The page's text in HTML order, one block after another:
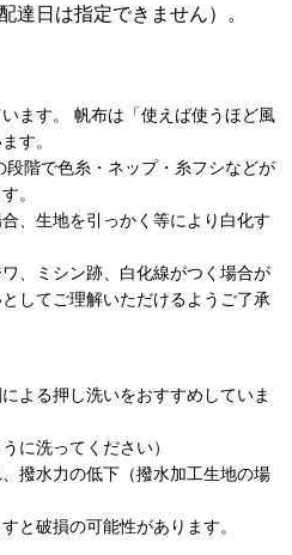
達日は指定できません）。
ます。 帆布は「使えば使うほど風
す。
階で色糸・ネップ・糸フシなどが
。
、生地を引っかく等により白化す
、ミシン跡、白化線がつく場合が
してご理解いただけるようご了承
よる押し洗いをおすすめしていま
に洗ってください）
撥水力の低下（撥水加工生地の場
と破損の可能性があります。